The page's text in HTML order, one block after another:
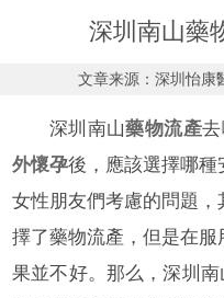
深圳南山藥
文章来源：深圳怡康
深圳南山藥物流產
外懷孕後，應該選擇哪種
女性朋友們考慮的問題
擇了藥物流產，但是在
果並不好。那么，深圳